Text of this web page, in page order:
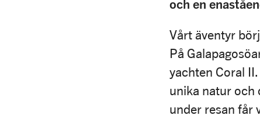
och en
Vårt äventyr
På
yachten Coral
unika natur och
under resan får